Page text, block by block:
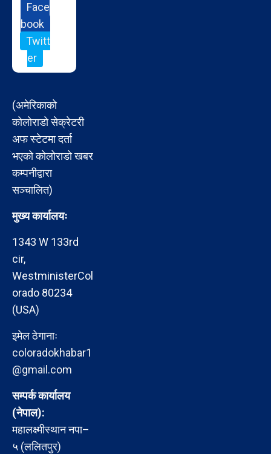
Face
book
Twitt
er
(अमेरिकाको
कोलोराडो सेक्रेटरी
अफ स्टेटमा दर्ता
भएको कोलोराडो खबर
कम्पनीद्वारा
सञ्चालित)
मुख्य कार्यालयः
1343 W 133rd
cir,
WestministerCol
orado 80234
(USA)
इमेल ठेगानाः
coloradokhabar1
@gmail.com
सम्पर्क कार्यालय
(नेपाल):
महालक्ष्मीस्थान नपा–
५ (ललितपुर)